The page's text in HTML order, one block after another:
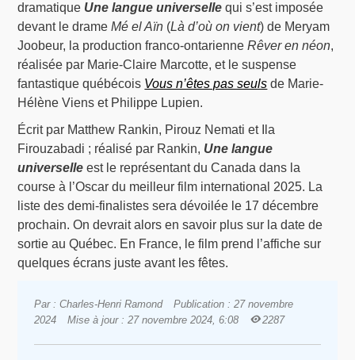
dramatique Une langue universelle qui s’est imposée
devant le drameMé el Aïn (Là d’où on vient) de Meryam
Joobeur, la production franco-ontarienneRêver en néon,
réalisée par Marie-Claire Marcotte, et le suspense
fantastique québécois Vous n’êtes pas seuls de Marie-
Hélène Viens et Philippe Lupien.
Écrit par Matthew Rankin, Pirouz Nemati et Ila
Firouzabadi ; réalisé par Rankin, Une langue
universelle est le représentant du Canada dans la
course à l’Oscar du meilleur film international 2025. La
liste des demi-finalistes sera dévoilée le 17 décembre
prochain. On devrait alors en savoir plus sur la date de
sortie au Québec. En France, le film prend l’affiche sur
quelques écrans juste avant les fêtes.
Par : Charles-Henri Ramond
Publication : 27 novembre
2024
Mise à jour : 27 novembre 2024, 6:08 2287